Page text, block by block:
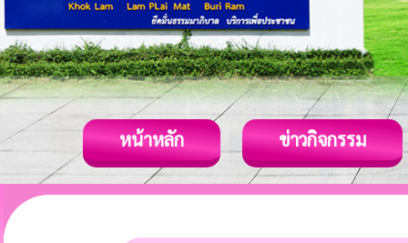
หน้าหลัก ข่าวกิจกรรม